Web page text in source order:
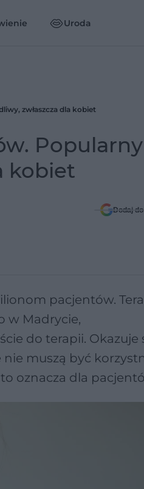
Uroda
zwłaszcza dla kobiet
Popularny
kobiet
Dodaj
pacjentów.
w Madrycie,
do terapii. Okazuje
muszą być
oznacza dla